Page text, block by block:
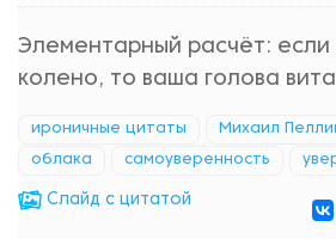
Элементарный расчёт:
колено, то ваша голова
ироничные цитаты Михаил
облака самоуверенность
Cлайд с цитатой